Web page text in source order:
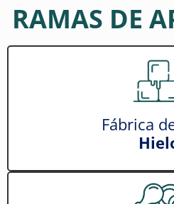
RAMAS DE
Fábrica